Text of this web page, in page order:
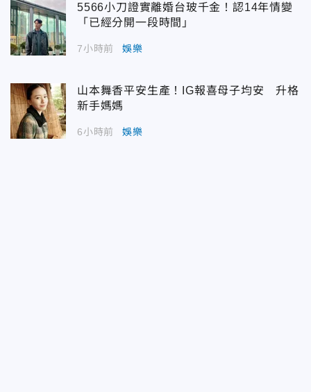
5566小刀證實離婚台玻千金！認14年情變
「已經分開一段時間」
7小時前 娛樂
山本舞香平安生產！IG報喜母子均安 升格
新手媽媽
6小時前 娛樂